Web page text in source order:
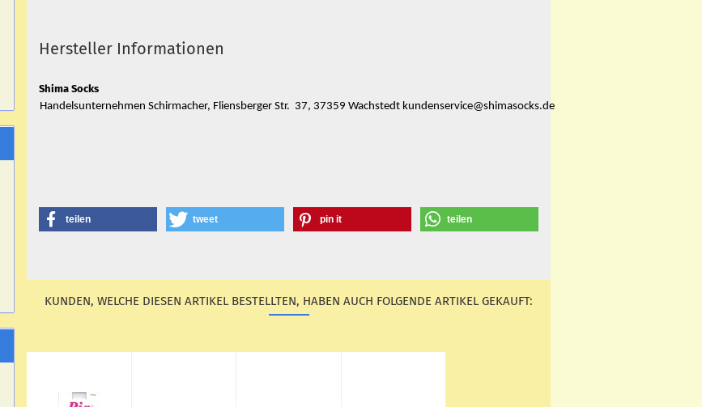
Hersteller Informationen
Shima Socks
Handelsunternehmen Schirmacher, Fliensberger Str. 37, 37359 Wachstedt kundenservice@shimasocks.de
teilen tweet pin it teilen
KUNDEN, WELCHE DIESEN ARTIKEL BESTELLTEN, HABEN AUCH FOLGENDE ARTIKEL GEKAUFT: